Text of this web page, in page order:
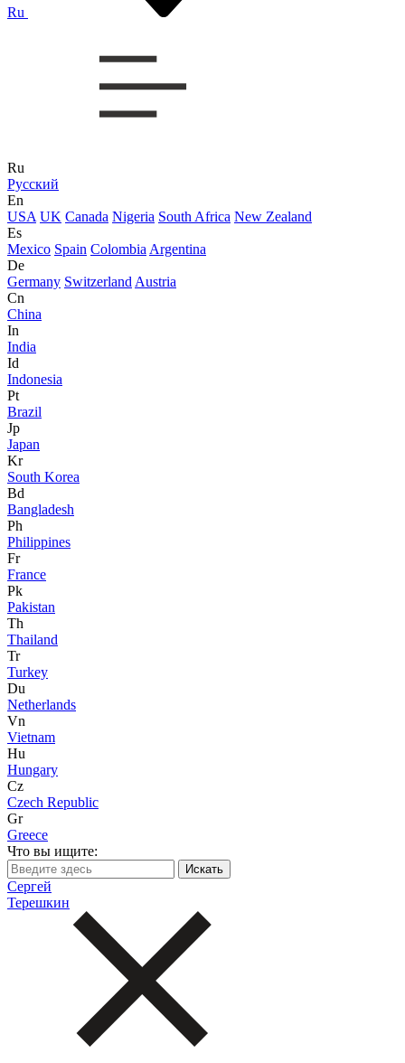
Ru
Ru
Русский
En
USA UK Canada Nigeria South Africa New Zealand
Es
Mexico Spain Colombia Argentina
De
Germany Switzerland Austria
Cn
China
In
India
Id
Indonesia
Pt
Brazil
Jp
Japan
Kr
South Korea
Bd
Bangladesh
Ph
Philippines
Fr
France
Pk
Pakistan
Th
Thailand
Tr
Turkey
Du
Netherlands
Vn
Vietnam
Hu
Hungary
Cz
Czech Republic
Gr
Greece
Что вы ищите:
Сергей
Терешкин